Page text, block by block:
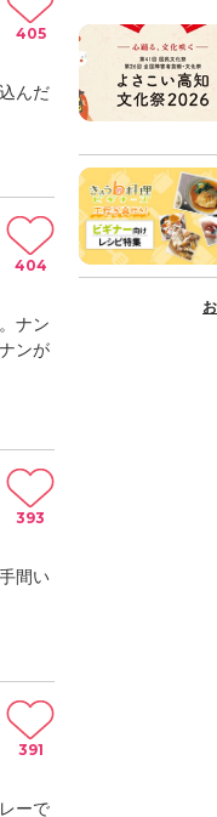
んだ
405
ナン
ンが
404
間い
393
ーで
391